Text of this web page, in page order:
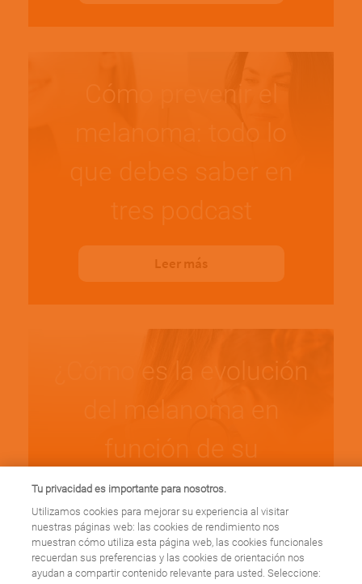
Cómo prevenir el
melanoma: todo lo
que debes saber en
tres podcast
Leer más
¿Cómo es la evolución
del melanoma en
función de su
diagnóstico?
Leer más
Tu privacidad es importante para nosotros.
Utilizamos cookies para mejorar su experiencia al visitar
nuestras páginas web: las cookies de rendimiento nos
muestran cómo utiliza esta página web, las cookies funcionales
recuerdan sus preferencias y las cookies de orientación nos
ayudan a compartir contenido relevante para usted. Seleccione: